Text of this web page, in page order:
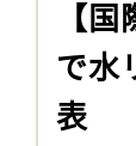
【
で水
表